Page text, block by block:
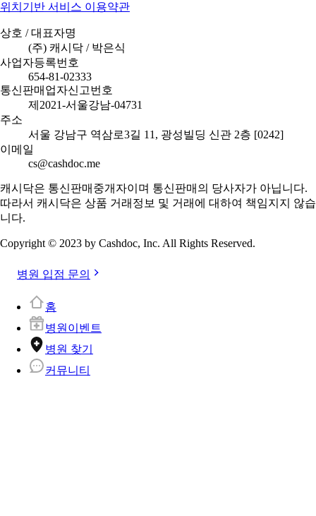
위치기반 서비스 이용약관
상호 / 대표자명
(주) 캐시닥 / 박은식
사업자등록번호
654-81-02333
통신판매업자신고번호
제2021-서울강남-04731
주소
서울 강남구 역삼로3길 11, 광성빌딩 신관 2층 [0242]
이메일
cs@cashdoc.me
캐시닥은 통신판매중개자이며 통신판매의 당사자가 아닙니다.
따라서 캐시닥은 상품 거래정보 및 거래에 대하여 책임지지 않습
니다.
Copyright © 2023 by Cashdoc, Inc. All Rights Reserved.
병원 입점 문의
홈
병원이벤트
병원 찾기
커뮤니티